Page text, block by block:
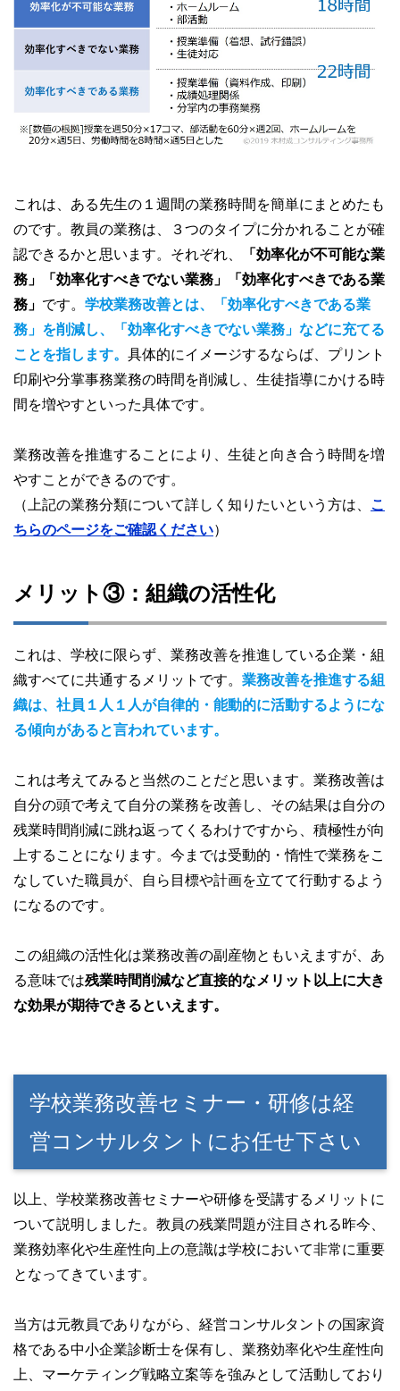
これは、ある先生の１週間の業務時間を簡単にまとめたも
のです。教員の業務は、３つのタイプに分かれることが確
認できるかと思います。それぞれ、
「効率化が不可能な業
務」「効率化すべきでない業務」「効率化すべきである業
務」 です。 学校業務改善とは、「効率化すべきである業
務」を削減し、「効率化すべきでない業務」などに充てる
ことを指します。 具体的にイメージするならば、プリント
印刷や分掌事務業務の時間を削減し、生徒指導にかける時
間を増やすといった具体です。
業務改善を推進することにより、生徒と向き合う時間を増
やすことができるのです。
（上記の業務分類について詳しく知りたいという方は、 こ
ちらのページをご確認ください）
メリット③：組織の活性化
これは、学校に限らず、業務改善を推進している企業・組
織すべてに共通するメリットです。 業務改善を推進する組
織は、社員１人１人が自律的・能動的に活動するようにな
る傾向があると言われています。
これは考えてみると当然のことだと思います。業務改善は
自分の頭で考えて自分の業務を改善し、その結果は自分の
残業時間削減に跳ね返ってくるわけですから、積極性が向
上することになります。今までは受動的・惰性で業務をこ
なしていた職員が、自ら目標や計画を立てて行動するよう
になるのです。
この組織の活性化は業務改善の副産物ともいえますが、あ
る意味では残業時間削減など直接的なメリット以上に大き
な効果が期待できるといえます。
学校業務改善セミナー・研修は経
営コンサルタントにお任せ下さい
以上、学校業務改善セミナーや研修を受講するメリットに
ついて説明しました。教員の残業問題が注目される昨今、
業務効率化や生産性向上の意識は学校において非常に重要
となってきています。
当方は元教員でありながら、経営コンサルタントの国家資
格である中小企業診断士を保有し、業務効率化や生産性向
上、マーケティング戦略立案等を強みとして活動しており